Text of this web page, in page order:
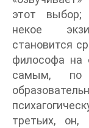
этот выбор;
некое
становится
философа на
самым, по
третьих,